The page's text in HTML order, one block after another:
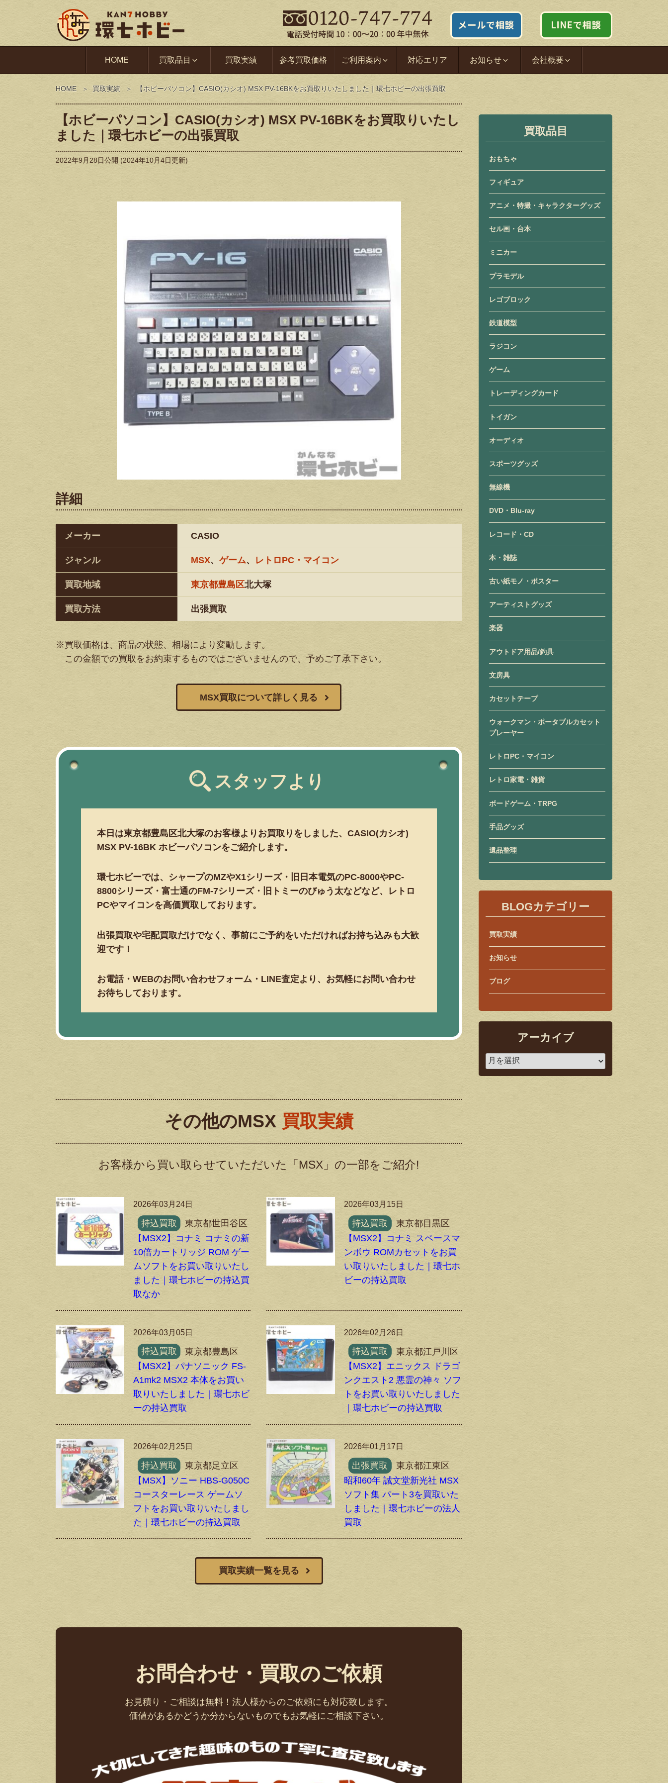
HOME 買取品目 買取実績 参考買取価格 ご利用案内 対応エリア お知らせ 会社概要
HOME 買取実績 【ホビーパソコン】CASIO(カシオ) MSX PV-16BKをお買取りいたしました｜環七ホビーの出張買取
【ホビーパソコン】CASIO(カシオ) MSX PV-16BKをお買取りいたし
ました｜環七ホビーの出張買取
2022年9月28日公開 (2024年10月4日更新)
詳細
メーカー CASIO
ジャンル MSX、 ゲーム、 レトロPC・マイコン
買取地域 東京都豊島区北大塚
買取方法 出張買取
※買取価格は、商品の状態、相場により変動します。
この金額での買取をお約束するものではございませんので、予めご了承下さい。
MSX買取について詳しく見る
スタッフより
本日は東京都豊島区北大塚のお客様よりお買取りをしました、CASIO(カシオ)
MSX PV-16BK ホビーパソコンをご紹介します。
環七ホビーでは、シャープのMZやX1シリーズ・旧日本電気のPC-8000やPC-
8800シリーズ・富士通のFM-7シリーズ・旧トミーのびゅう太などなど、レトロ
PCやマイコンを高価買取しております。
出張買取や宅配買取だけでなく、事前にご予約をいただければお持ち込みも大歓
迎です！
お電話・WEBのお問い合わせフォーム・LINE査定より、お気軽にお問い合わせ
お待ちしております。
その他のMSX 買取実績
お客様から買い取らせていただいた「MSX」の一部をご紹介!
2026年03月24日
持込買取
東京都世田谷区
【MSX2】コナミ コナミの新
10倍カートリッジ ROM ゲー
ムソフトをお買い取りいたし
ました｜環七ホビーの持込買
取なか
2026年03月15日
持込買取
東京都目黒区
【MSX2】コナミ スペースマ
ンボウ ROMカセットをお買
い取りいたしました｜環七ホ
ビーの持込買取
2026年03月05日
持込買取
東京都豊島区
【MSX2】パナソニック FS-
A1mk2 MSX2 本体をお買い
取りいたしました｜環七ホビ
ーの持込買取
2026年02月26日
持込買取
東京都江戸川区
【MSX2】エニックス ドラゴ
ンクエスト2 悪霊の神々 ソフ
トをお買い取りいたしました
｜環七ホビーの持込買取
2026年02月25日
持込買取
東京都足立区
【MSX】ソニー HBS-G050C
コースターレース ゲームソ
フトをお買い取りいたしまし
た｜環七ホビーの持込買取
2026年01月17日
出張買取
東京都江東区
昭和60年 誠文堂新光社 MSX
ソフト集 パート3を買取いた
しました｜環七ホビーの法人
買取
買取実績一覧を見る
お問合わせ・買取のご依頼
お見積り・ご相談は無料！法人様からのご依頼にも対応致します。
価値があるかどうか分からないものでもお気軽にご相談下さい。
買取品目
おもちゃ
フィギュア
アニメ・特撮・キャラクターグッズ
セル画・台本
ミニカー
プラモデル
レゴブロック
鉄道模型
ラジコン
ゲーム
トレーディングカード
トイガン
オーディオ
スポーツグッズ
無線機
DVD・Blu-ray
レコード・CD
本・雑誌
古い紙モノ・ポスター
アーティストグッズ
楽器
アウトドア用品/釣具
文房具
カセットテープ
ウォークマン・ポータブルカセット
プレーヤー
レトロPC・マイコン
レトロ家電・雑貨
ボードゲーム・TRPG
手品グッズ
遺品整理
BLOGカテゴリー
買取実績
お知らせ
ブログ
アーカイブ